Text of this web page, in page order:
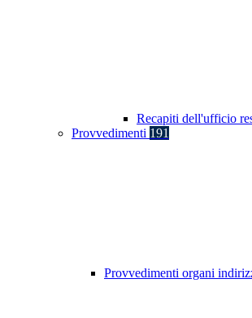
Recapiti dell'ufficio
Provvedimenti 191
Provvedimenti organi